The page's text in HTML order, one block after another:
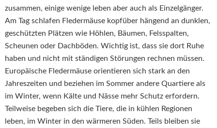
zusammen, einige wenige leben aber auch als Einzelgänger.
Am Tag schlafen Fledermäuse kopfüber hängend an dunklen,
geschützten Plätzen wie Höhlen, Bäumen, Felsspalten,
Scheunen oder Dachböden. Wichtig ist, dass sie dort Ruhe
haben und nicht mit ständigen Störungen rechnen müssen.
Europäische Fledermäuse orientieren sich stark an den
Jahreszeiten und beziehen im Sommer andere Quartiere als
im Winter, wenn Kälte und Nässe mehr Schutz erfordern.
Teilweise begeben sich die Tiere, die in kühlen Regionen
leben, im Winter in den wärmeren Süden. Teils bleiben sie